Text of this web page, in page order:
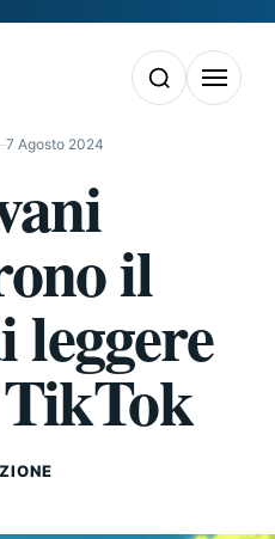
Apri la ricerca
Apri il
7 Agosto 2024
il
leggere